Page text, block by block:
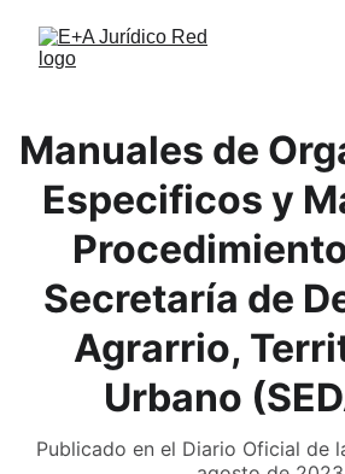
Manuales de
Especificos y
Secretaría de
Agrarrio,
Urbano
Publicado en el Diario Oficial de